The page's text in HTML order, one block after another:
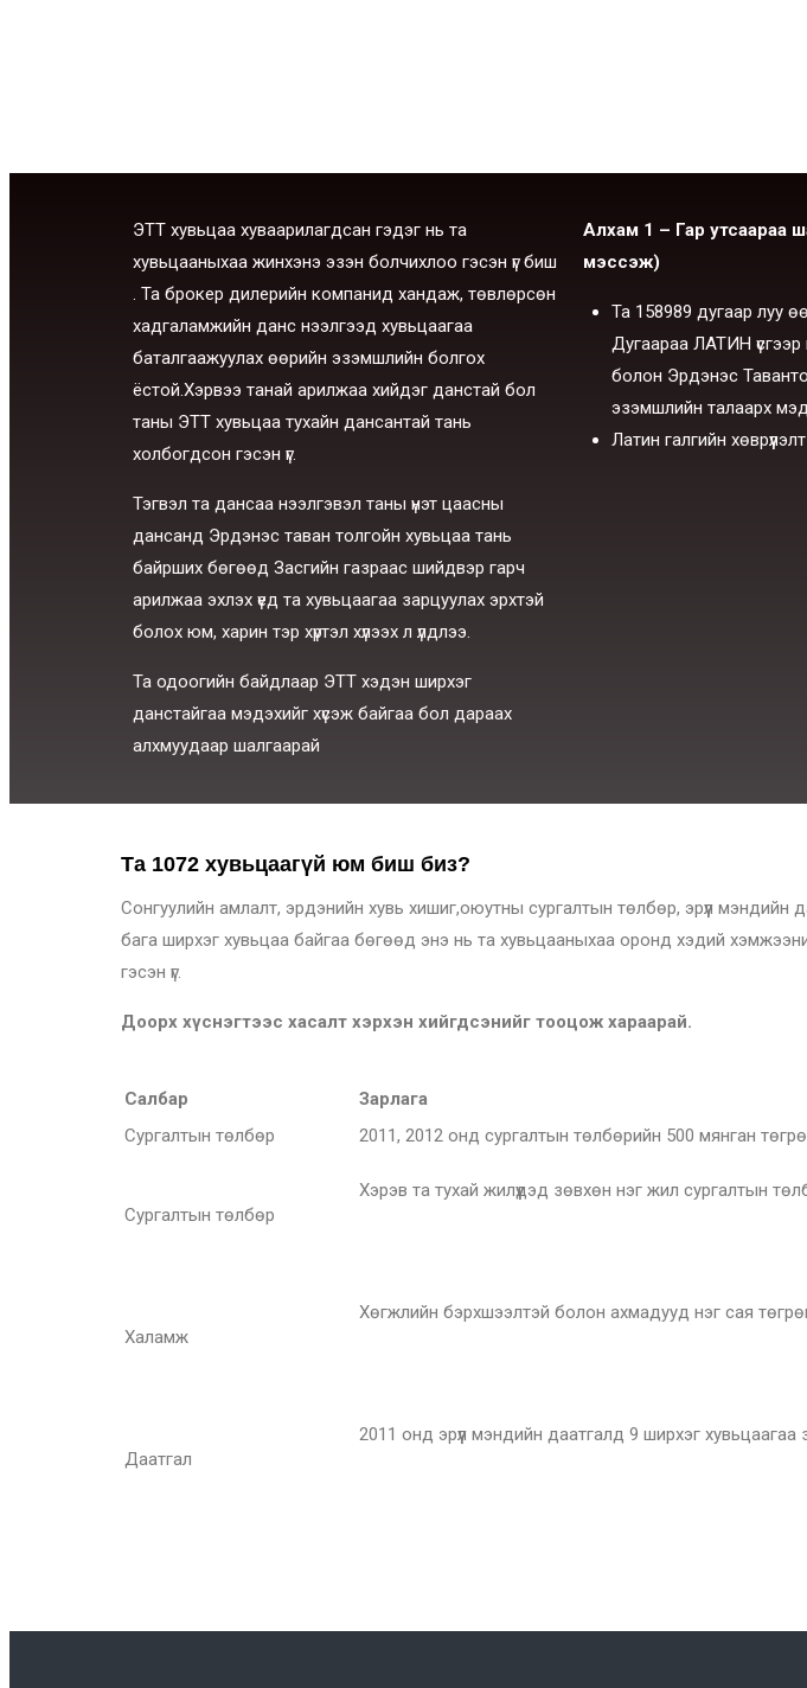
ЭТТ хувьцаа хуваарилагдсан гэдэг нь та
хувьцааныхаа жинхэнэ эзэн болчихлоо гэсэн үг биш
. Та брокер дилерийн компанид хандаж, төвлөрсөн
хадгаламжийн данс нээлгээд хувьцаагаа
баталгаажуулах өөрийн эзэмшлийн болгох
ёстой.Хэрвээ танай арилжаа хийдэг данстай бол
таны ЭТТ хувьцаа тухайн дансантай тань
холбогдсон гэсэн үг.
Тэгвэл та дансаа нээлгэвэл таны үнэт цаасны
дансанд Эрдэнэс таван толгойн хувьцаа тань
байрших бөгөөд Засгийн газраас шийдвэр гарч
арилжаа эхлэх үед та хувьцаагаа зарцуулах эрхтэй
болох юм, харин тэр хүртэл хүлээх л үлдлээ.
Та одooгийн байдлаар ЭТТ хэдэн ширхэг
данстайгаа мэдэхийг хүсэж байгаа бол дараах
алхмуудаар шалгаарай
Алхам 1 – Гар утсаараа
мэссэж)
Та 158989 дугаар луу
Дугаараа ЛАТИН
болон Эрдэнэс
эзэмшлийн талаарх
Латин галгийн хөврүүлэлт
Та 1072 хувьцаагүй юм биш биз?
Сонгуулийн амлалт, эрдэнийн хувь хишиг,оюутны сургалтын төлбөр, эрүүл
бага ширхэг хувьцаа байгаа бөгөөд энэ нь та хувьцааныхаа оронд хэдий
гэсэн үг.
Доорх хүснэгтээс хасалт хэрхэн хийгдсэнийг тооцож хараарай.
Салбар Зарлага
Сургалтын төлбөр
2011, 2012 онд сургалтын төлбөрийн 500 мянган
Сургалтын төлбөр
Хэрэв та тухай жилүүдэд зөвхөн нэг жил сургалтын
Халамж
Хөгжлийн бэрхшээлтэй болон ахмадууд нэг сая
Даатгал
2011 онд эрүүл мэндийн даатгалд 9 ширхэг